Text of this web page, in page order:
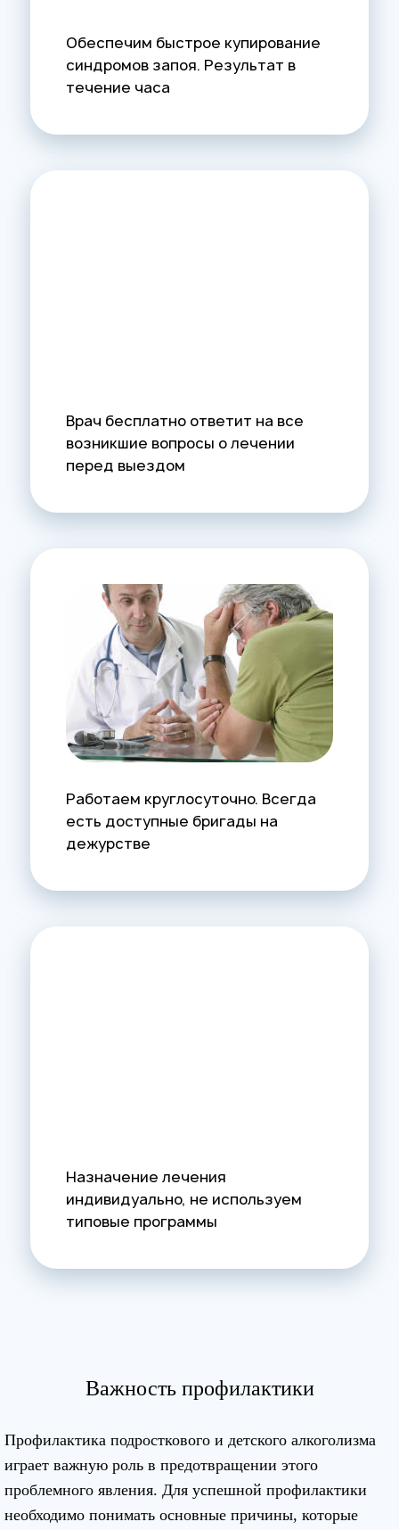
Обеспечим быстрое купирование
синдромов запоя. Результат в
течение часа
Врач бесплатно ответит на все
возникшие вопросы о лечении
перед выездом
Работаем круглосуточно. Всегда
есть доступные бригады на
дежурстве
Назначение лечения
индивидуально, не используем
типовые программы
Важность профилактики
Профилактика подросткового и детского алкоголизма
играет важную роль в предотвращении этого
проблемного явления. Для успешной профилактики
необходимо понимать основные причины, которые